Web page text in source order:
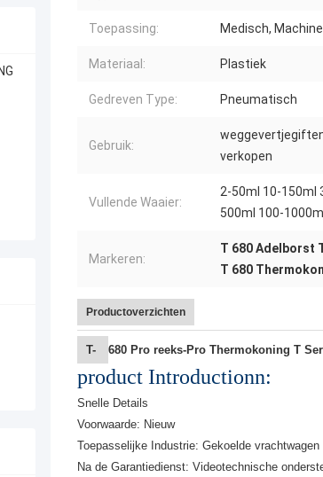
Toepassing: Medisch,
Materiaal: Plastiek
Gedreven Type: Pneumatisch
Gebruik:
verkopen
Vullende Waaier:
2-50ml 10-150ml
500ml 100-1000ml
Markeren:
T 680 Adelborst
T 680
Productoverzichten
T- 680 Pro reeks-Pro Thermokoning T
product Introductionn:
Snelle Details
Voorwaarde: Nieuw
Toepasselijke Industrie: Gekoelde vrachtwagen
Na de Garantiedienst: Videotechnische